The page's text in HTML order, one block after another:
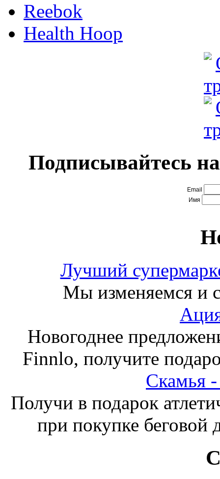
Reebok
Health Hoop
Подписывайтесь
Email
Имя
Лучший
Мы изменяемся и
Новогоднее
Finnlo, получите
Получи в подарок
при покупке беговой